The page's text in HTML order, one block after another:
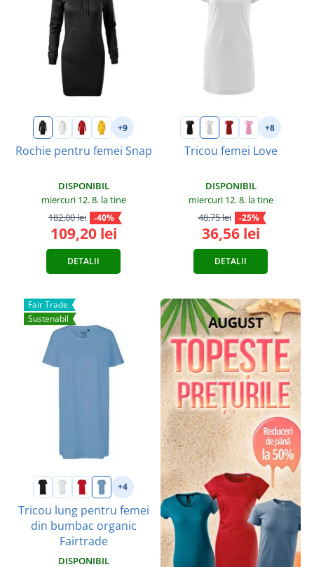
+9
Rochie pentru femei Snap
DISPONIBIL
miercuri 12. 8. la tine
182,00 lei
-40%
109,20 lei
DETALII
+8
Tricou femei Love
DISPONIBIL
miercuri 12. 8. la tine
48,75 lei
-25%
36,56 lei
DETALII
Fair Trade
Sustenabil
+4
Tricou lung pentru femei
din bumbac organic
Fairtrade
DISPONIBIL